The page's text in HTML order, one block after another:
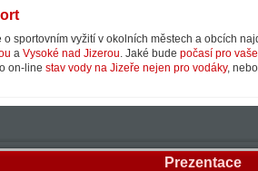
o sportovním vyžití v okolních městech a obcích
a Vysoké nad Jizerou. Jaké bude počasí pro
on-line stav vody na Jizeře nejen pro vodáky,
Prezentace